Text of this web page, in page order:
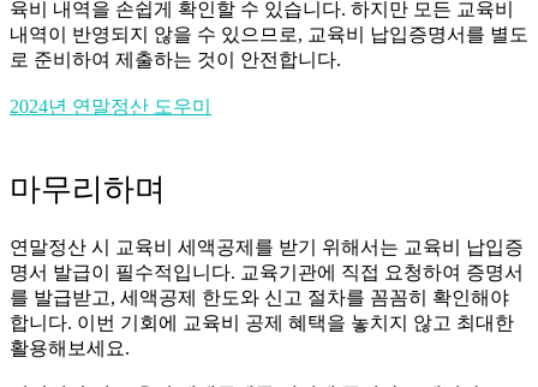
육비 내역을 손쉽게 확인할 수 있습니다. 하지만 모든 교육비
내역이 반영되지 않을 수 있으므로, 교육비 납입증명서를 별도
로 준비하여 제출하는 것이 안전합니다.
2024년 연말정산 도우미
마무리하며
연말정산 시 교육비 세액공제를 받기 위해서는 교육비 납입증
명서 발급이 필수적입니다. 교육기관에 직접 요청하여 증명서
를 발급받고, 세액공제 한도와 신고 절차를 꼼꼼히 확인해야
합니다. 이번 기회에 교육비 공제 혜택을 놓치지 않고 최대한
활용해보세요.